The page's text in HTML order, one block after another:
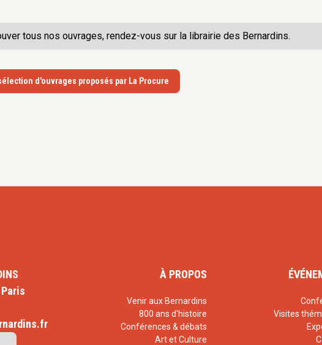
tous nos ouvrages, rendez-vous sur la librairie des Bernardins.
d'ouvrages proposés par La Procure
À PROPOS
Venir aux Bernardins
800 ans d'histoire
Conférences & débats
Art et Culture
Visites